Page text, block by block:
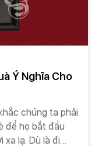
Ý Nghĩa Cho
chúng ta phải
để họ bắt đầu
lạ. Dù là đi